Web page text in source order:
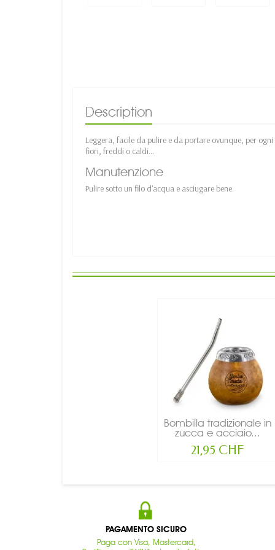
Description
Leggera, facile da pulire e da portare ovunque, per
fiori, freddi o caldi…
Manutenzione
Pulire sotto un filo d'acqua e asciugare bene.
Bombilla tradizionale in
zucca e acciaio...
21,95 CHF
PAGAMENTO SICURO
Paga con Visa, Mastercard,